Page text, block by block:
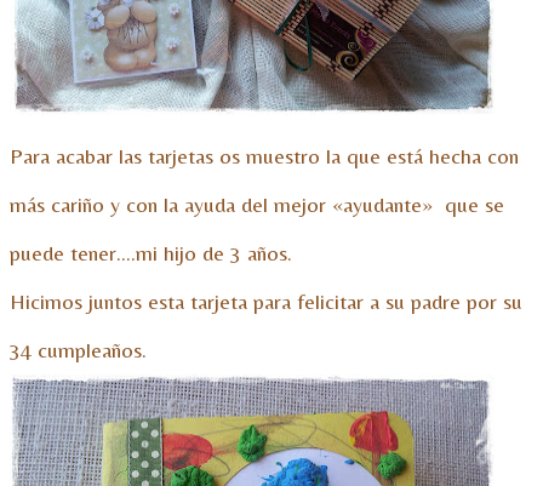
Para acabar las tarjetas os muestro la que está hecha con
más cariño y con la ayuda del mejor «ayudante» que se
puede tener….mi hijo de 3 años.
Hicimos juntos esta tarjeta para felicitar a su padre por su
34 cumpleaños.